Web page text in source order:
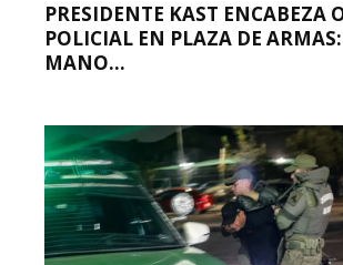
PRESIDENTE KAST ENCABEZA
POLICIAL EN PLAZA DE
MANO...